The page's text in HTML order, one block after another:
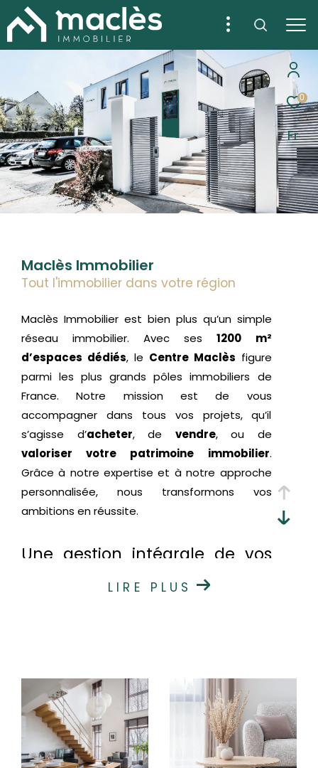
0
Fr
Maclès Immobilier
Tout l'immobilier dans votre région
Maclès Immobilier est bien plus qu’un simple
réseau immobilier. Avec ses1200 m²
d’espaces dédiés, le Centre Maclès figure
parmi les plus grands pôles immobiliers de
France. Notre mission est de vous
accompagner dans tous vos projets, qu’il
s’agisse d’acheter, de vendre, ou de
valoriser votre patrimoine immobilier.
Grâce à notre expertise et à notre approche
personnalisée, nous transformons vos
ambitions en réussite.
Une gestion intégrale de vos
projets immobiliers
appartement, la vente d’une maison ou
encore la gestion de biens immobiliers, nos
conseillers vous offrent un
accompagnement sur mesure
à chaque
étape. Nous collaborons avec des experts de
LIRE PLUS